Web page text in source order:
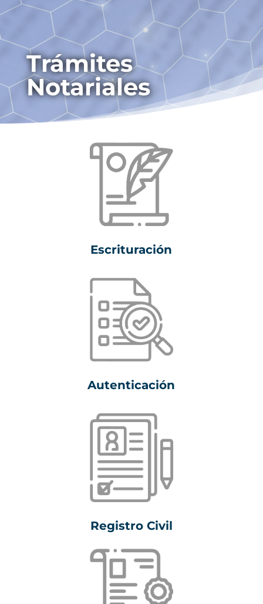
Trámites
Notariales
Escrituración
Autenticación
Registro Civil